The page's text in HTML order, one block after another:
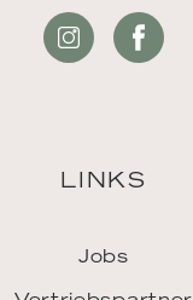
LINKS
Jobs